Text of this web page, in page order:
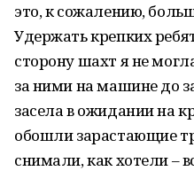
это, к сожалению,
Удержать крепких
сторону шахт я не
за ними на машине до
засела в ожидании на
обошли зарастающие
снимали, как хотели –